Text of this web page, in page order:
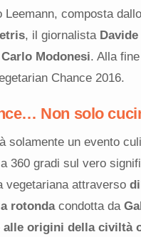
composta
, il giornalista
Carlo Modonesi. Alla
Chance 2016.
Non solo
solamente un evento
360 gradi sul vero
vegetariana attraverso
rotondacondotta da
origini della civiltà